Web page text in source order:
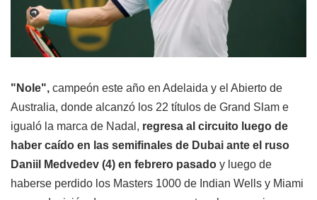
"Nole", campeón este año en Adelaida y el Abierto de
Australia, donde alcanzó los 22 títulos de Grand Slam e
igualó la marca de Nadal, regresa al circuito luego de
haber caído en las semifinales de Dubai ante el ruso
Daniil Medvedev (4) en febrero pasado y luego de
haberse perdido los Masters 1000 de Indian Wells y Miami